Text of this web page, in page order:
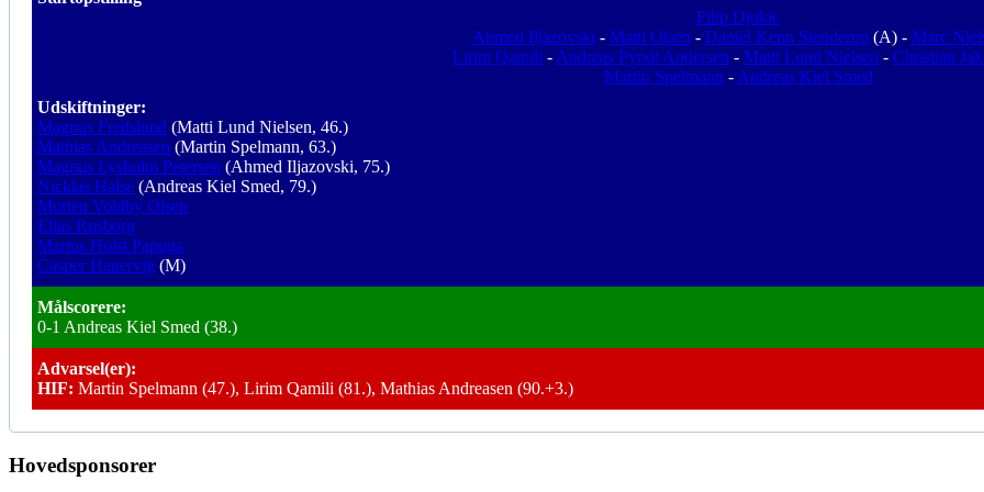
Filip Djukic
Ahmed Iljazovski - Matti Olsen - Daniel Kenn Stenderup(A) - Marc
Lirim Qamili - Andreas Pyndt Andersen - Matti Lund Nielsen - Christian
Martin Spelmann - Andreas Kiel Smed
Udskiftninger:
Magnus Fredslund (Matti Lund Nielsen, 46.)
Mathias Andreasen (Martin Spelmann, 63.)
Magnus Lysholm Petersen (Ahmed Iljazovski, 75.)
Nicklas Halse (Andreas Kiel Smed, 79.)
Morten Voldby Olsen
Elias Rusborg
Marius Holst Papuga
Casper Hauervig (M)
Målscorere:
0-1 Andreas Kiel Smed (38.)
Advarsel(er):
HIF: Martin Spelmann (47.), Lirim Qamili (81.), Mathias Andreasen (90.+3.)
Hovedsponsorer